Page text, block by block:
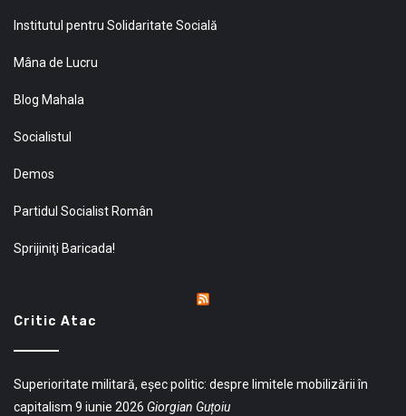
Institutul pentru Solidaritate Socială
Mâna de Lucru
Blog Mahala
Socialistul
Demos
Partidul Socialist Român
Sprijiniţi Baricada!
Critic Atac
Superioritate militară, eșec politic: despre limitele mobilizării în
capitalism 9 iunie 2026 Giorgian Guțoiu